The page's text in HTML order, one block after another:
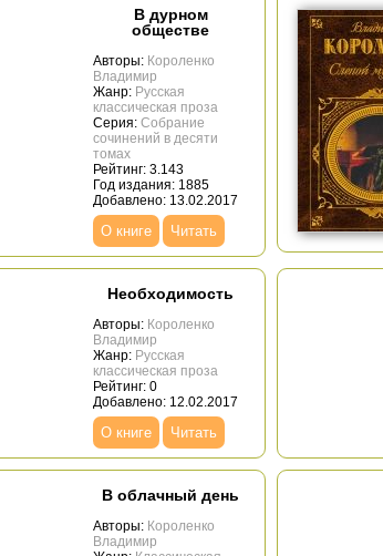
В дурном
обществе
Авторы: Короленко
Владимир
Жанр: Русская
классическая проза
Серия: Собрание
сочинений в десяти
томах
Рейтинг: 3.143
Год издания: 1885
Добавлено: 13.02.2017
О книге Читать
Необходимость
Авторы: Короленко
Владимир
Жанр: Русская
классическая проза
Рейтинг: 0
Добавлено: 12.02.2017
О книге Читать
В облачный день
Авторы: Короленко
Владимир